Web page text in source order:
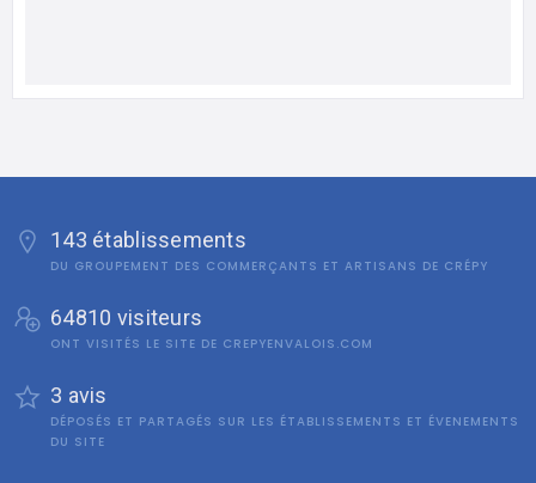
143 établissements
DU GROUPEMENT DES COMMERÇANTS ET ARTISANS DE CRÉPY
64810 visiteurs
ONT VISITÉS LE SITE DE CREPYENVALOIS.COM
3 avis
DÉPOSÉS ET PARTAGÉS SUR LES ÉTABLISSEMENTS ET ÉVENEMENTS
DU SITE